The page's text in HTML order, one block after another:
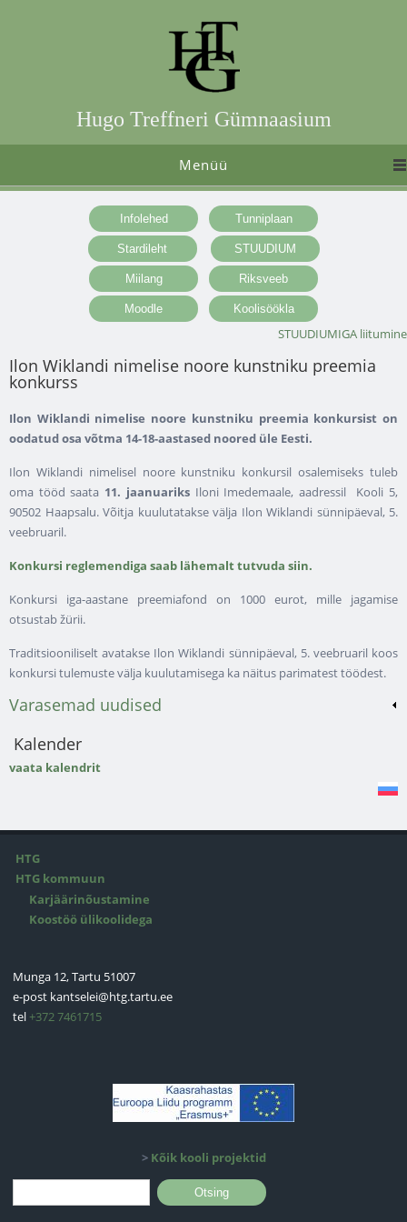
Hugo Treffneri Gümnaasium
Menüü
STUUDIUMIGA liitumine
Ilon Wiklandi nimelise noore kunstniku preemia
konkurss
Ilon Wiklandi nimelise noore kunstniku preemia konkursist on
oodatud osa võtma 14-18-aastased noored üle Eesti.
Ilon Wiklandi nimelisel noore kunstniku konkursil osalemiseks tuleb
oma tööd saata 11. jaanuariks Iloni Imedemaale, aadressil Kooli 5,
90502 Haapsalu. Võitja kuulutatakse välja Ilon Wiklandi sünnipäeval, 5.
veebruaril.
Konkursi reglemendiga saab lähemalt tutvuda siin.
Konkursi iga-aastane preemiafond on 1000 eurot, mille jagamise
otsustab žürii.
Traditsiooniliselt avatakse Ilon Wiklandi sünnipäeval, 5. veebruaril koos
konkursi tulemuste välja kuulutamisega ka näitus parimatest töödest.
Varasemad uudised
Kalender
vaata kalendrit
HTG
HTG kommuun
Karjäärinõustamine
Koostöö ülikoolidega
Munga 12, Tartu 51007
e-post kantselei@htg.tartu.ee
tel+372 7461715
> Kõik kooli projektid
Otsinguvorm
Otsing